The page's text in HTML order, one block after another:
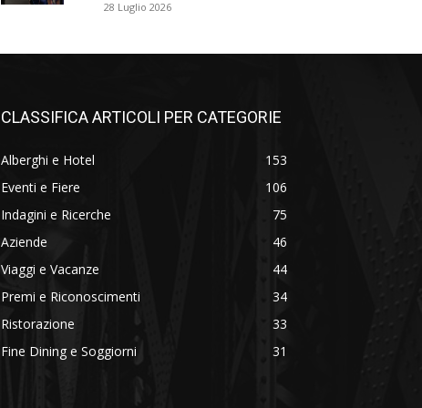
28 Luglio 2026
CLASSIFICA ARTICOLI PER CATEGORIE
Alberghi e Hotel
153
Eventi e Fiere
106
Indagini e Ricerche
75
Aziende
46
Viaggi e Vacanze
44
Premi e Riconoscimenti
34
Ristorazione
33
Fine Dining e Soggiorni
31